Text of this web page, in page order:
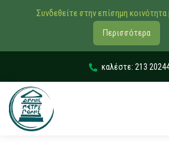
καλέστε: 213
Συνδεθείτε στην επίσημη κοινότητα
Περισσότερα